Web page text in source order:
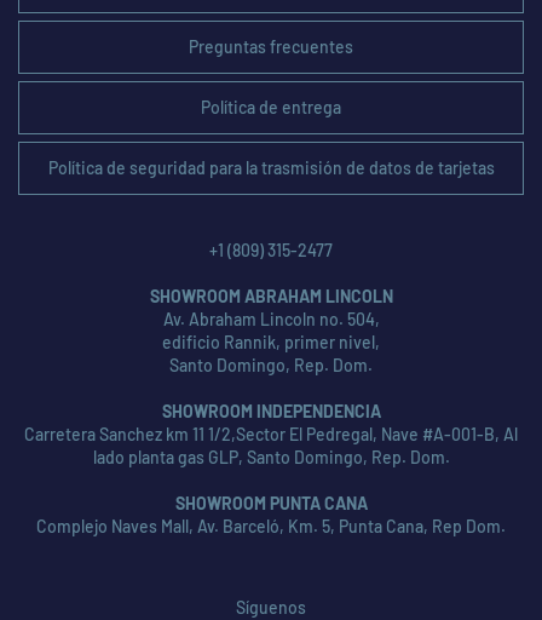
Preguntas frecuentes
Política de entrega
Política de seguridad para la trasmisión de datos de tarjetas
+1 (809) 315-2477
SHOWROOM ABRAHAM LINCOLN
Av. Abraham Lincoln no. 504,
edificio Rannik, primer nivel,
Santo Domingo, Rep. Dom.
SHOWROOM INDEPENDENCIA
Carretera Sanchez km 11 1/2,Sector El Pedregal, Nave #A-001-B, Al
lado planta gas GLP, Santo Domingo, Rep. Dom.
SHOWROOM PUNTA CANA
Complejo Naves Mall, Av. Barceló, Km. 5, Punta Cana, Rep Dom.
Síguenos